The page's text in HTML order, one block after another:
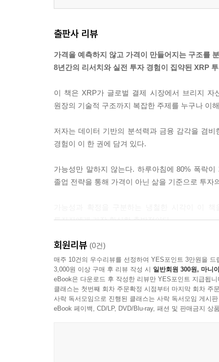
5-3. 트럼프의 전략 보유고 시나리오
6장. 리플의 신의 한 수: 다국적 스테이블코인 시대
6-1. RLUSD의 탄생과 전략적 배경
6-2. 원화, 엔화 등 다국적 확장 로드맵
6-4. 유동성 폭발이 가져올 가격 혁명
7-1. 골드만삭스 2025 Q4 XRP 매집 공식 확인의 의
7-4. 프랭클린 템플턴의 XRP 자산 편입 전략
8장. 부의 고속도로: XRP 현물 ETF의 승인과 자금
8-1. 현물 ETF 승인: 비트코인, 이더리움을 넘어선
8-2. 기관 자금의 유입 통로: ETF가 가져올 법적 명
8-3. 블랙록과 피델리티의 참전: 수조 달러 자산운
8-4. ETF 이후의 시장 재편: 공급 부족의 현실화
출판사 리뷰
가격을 예측하지 않고 가격이 만들어지는 구조를
8년간의 리서치와 실전 투자 경험이 집약된 XRP
이 책은 XRP가 글로벌 결제 시장에서 브리지
원장의 기술적 구조까지 복잡한 주제를 누구나 이
저자는 데이터 기반의 분석력과 금융 감각을 겸
경험이 이 한 권에 담겨 있다.
가능성만 말하지 않는다. 하루아침에 80% 폭락
졸업 전략을 통해 가격이 아닌 삶을 기준으로 투자
투자자에게 가장 확실한 출발점이다.
회원리뷰 (0건)
매주 10건의 우수리뷰를 선정하여 YES포인트 3만원을 드
3,000원 이상 구매 후 리뷰 작성 시 일반회원 300원, 마니
eBook은 다운로드 후 작성한 리뷰만 YES포인트 지급됩니
클래스는 첫번째 회차 주문확정 시점부터 마지막 회차 주
사락 독서모임으로 진행된 클래스는 사락 독서모임 게시
eBook 페이백, CD/LP, DVD/Blu-ray, 패션 및 판매금지 상